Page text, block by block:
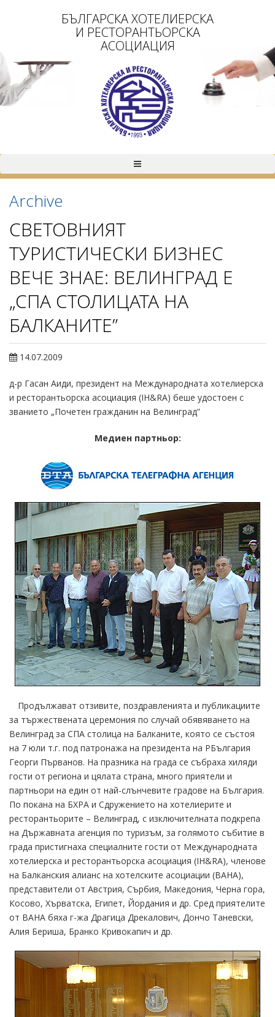
БЪЛГАРСКА ХОТЕЛИЕРСКА
И РЕСТОРАНТЬОРСКА
АСОЦИАЦИЯ
Archive
СВЕТОВНИЯТ
ТУРИСТИЧЕСКИ БИЗНЕС
ВЕЧЕ ЗНАЕ: ВЕЛИНГРАД Е
„СПА СТОЛИЦАТА НА
БАЛКАНИТЕ”
14.07.2009
д-р Гасан Аиди, президент на Международната хотелиерска
и ресторантьорска асоциация (IH&RA) беше удостоен с
званието „Почетен гражданин на Велинград”
Медиен партньор:
Продължават отзивите, поздравленията и публикациите
за тържествената церемония по случай обявяването на
Велинград за СПА столица на Балканите, която се състоя
на 7 юли т.г. под патронажа на президента на РБългария
Георги Първанов. На празника на града се събраха хиляди
гости от региона и цялата страна, много приятели и
партньори на един от най-слънчевите градове на България.
По покана на БХРА и Сдружението на хотелиерите и
ресторантьорите – Велинград, с изключителната подкрепа
на Държавната агенция по туризъм, за голямото събитие в
града пристигнаха специалните гости от Международната
хотелиерска и ресторантьорска асоциация (IH&RA), членове
на Балканския алианс на хотелските асоциации (BAHA),
представители от Австрия, Сърбия, Македония, Черна гора,
Косово, Хърватска, Египет, Йордания и др. Сред приятелите
от BAHA бяха г-жа Драгица Дрекалович, Дончо Таневски,
Алия Бериша, Бранко Кривокапич и др.